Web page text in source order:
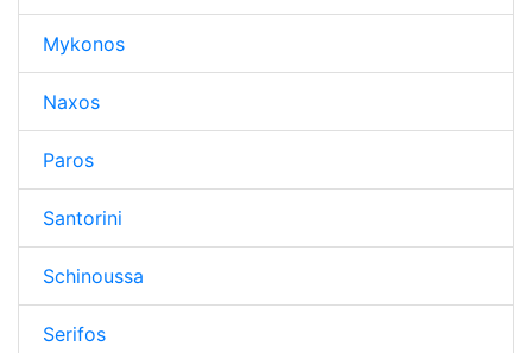
Mykonos
Naxos
Paros
Santorini
Schinoussa
Serifos